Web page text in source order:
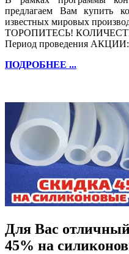
предлагаем Вам купить
известных мировых
ТОРОПИТЕСЬ!
Период проведения АКЦИИ:
ПОДРОБНЕЕ ...
Для Вас
45% на